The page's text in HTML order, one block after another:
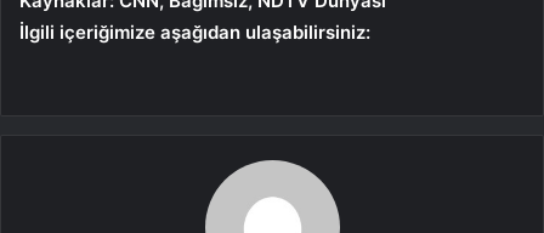
İlgili içeriğimize aşağıdan ulaşabilirsiniz: